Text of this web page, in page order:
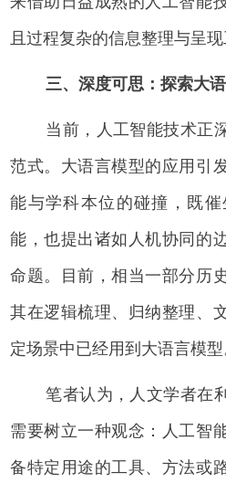
且过程复杂的信息整理与呈
三、深度可思：探索大
当前，人工智能技术正
范式。大语言模型的应用引
能与学科本位的碰撞，既
能，也提出诸如人机协同的
命题。目前，相当一部分历
其在逻辑梳理、归纳整理、
定场景中已经用到大语言模型
笔者认为，人文学者在
需要树立一种观念：人工智
备特定用途的工具、方法或